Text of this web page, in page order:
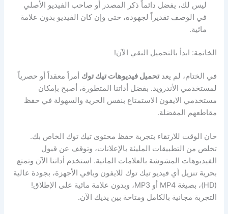
ليس لك، يفضل دائماً ذكر المصدر أو صاحب الفيديو الأصلي
في الوصف تقديراً لجهوده، حتى وإن كان الفيديو بدون علامة
مائية.
الخاتمة: ابدأ بالتحميل النقي الآن!
في الختام، لم يعدتحميل فيديوهات تيك توك أمراً معقداً أو حصرياً
لمستخدمي الأندرويد. بفضل أداتنا المتطورة، أصبح بإمكان
مستخدمي الايفون الاستمتاع بنفس الحرية والسهولة في حفظ
مقاطعهم المفضلة.
حان الوقت للارتقاء بتجربة حفظ محتوى تيك توك الخاص بك.
تخلص من التطبيقات المليئة بالإعلانات، وتوقف عن قبول
الفيديوهات المشوشة بالعلامات المائية. استخدم أداتنا الآن وتمتع
بحرية تنزيل أي فيديو تيك توك للايفون وباقي الأجهزة، بجودة عالية
(HD)، بصيغة MP4 أو MP3، وبدون علامة مائية على الإطلاق!
التجربة مجانية بالكامل ومتاحة بين يديك الآن.